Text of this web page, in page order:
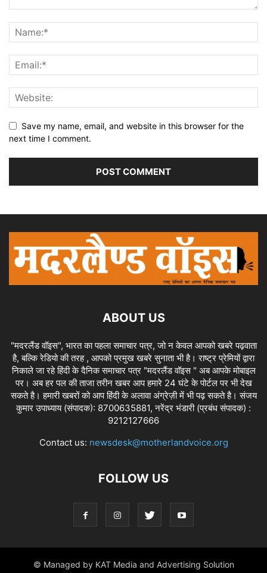
Save my name, email, and website in this browser for the
next time I comment.
ABOUT US
"मदरलैंड वॉइस", भारत का पहला समाचार पत्र, जो न केवल आपको खबरे पढ़वाता
है, बल्कि रेडियो की तरह , आपको प्रमुख खबरे सुनाता भी है। राष्ट्र प्रेमियों द्वारा
निकाले जा रहे हिंदी के दैनिक समाचार पत्र "मदरलैंड वॉइस " अब आपके मोबाइल
पर। अब हर पल की ताजा तरीन खबर आप हमारे 24 घंटे के पोर्टल पर भी देख
सकते है। हमारी खबरों को आप हिंदी के अलावा अंग्रेज़ी में भी पढ़ सकते है। संजय
कुमार उपाध्याय (संपादक): 8700635881, नरेंद्र भंडारी (प्रबंध संपादक) :
9212127666
Contact us: newsdesk@motherlandvoice.org
FOLLOW US
© Managed by KAT Media and Advertising Solution